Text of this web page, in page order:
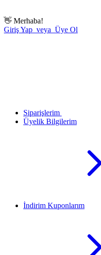
👋 Merhaba!
Giriş Yap veya Üye Ol
Siparişlerim
Üyelik Bilgilerim
İndirim Kuponlarım